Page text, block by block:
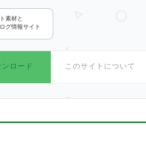
素材と
グ情報サイト
ロード このサイトについて